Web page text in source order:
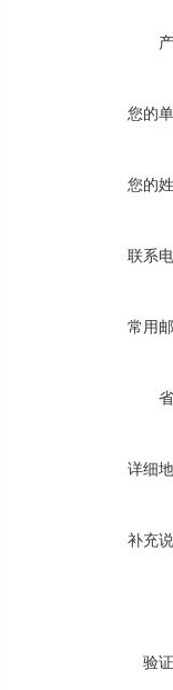
您的
您的
联系
常用
详细
补充
验